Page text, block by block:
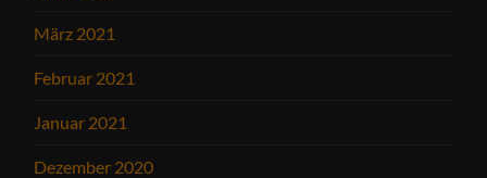
März 2021
Februar 2021
Januar 2021
Dezember 2020